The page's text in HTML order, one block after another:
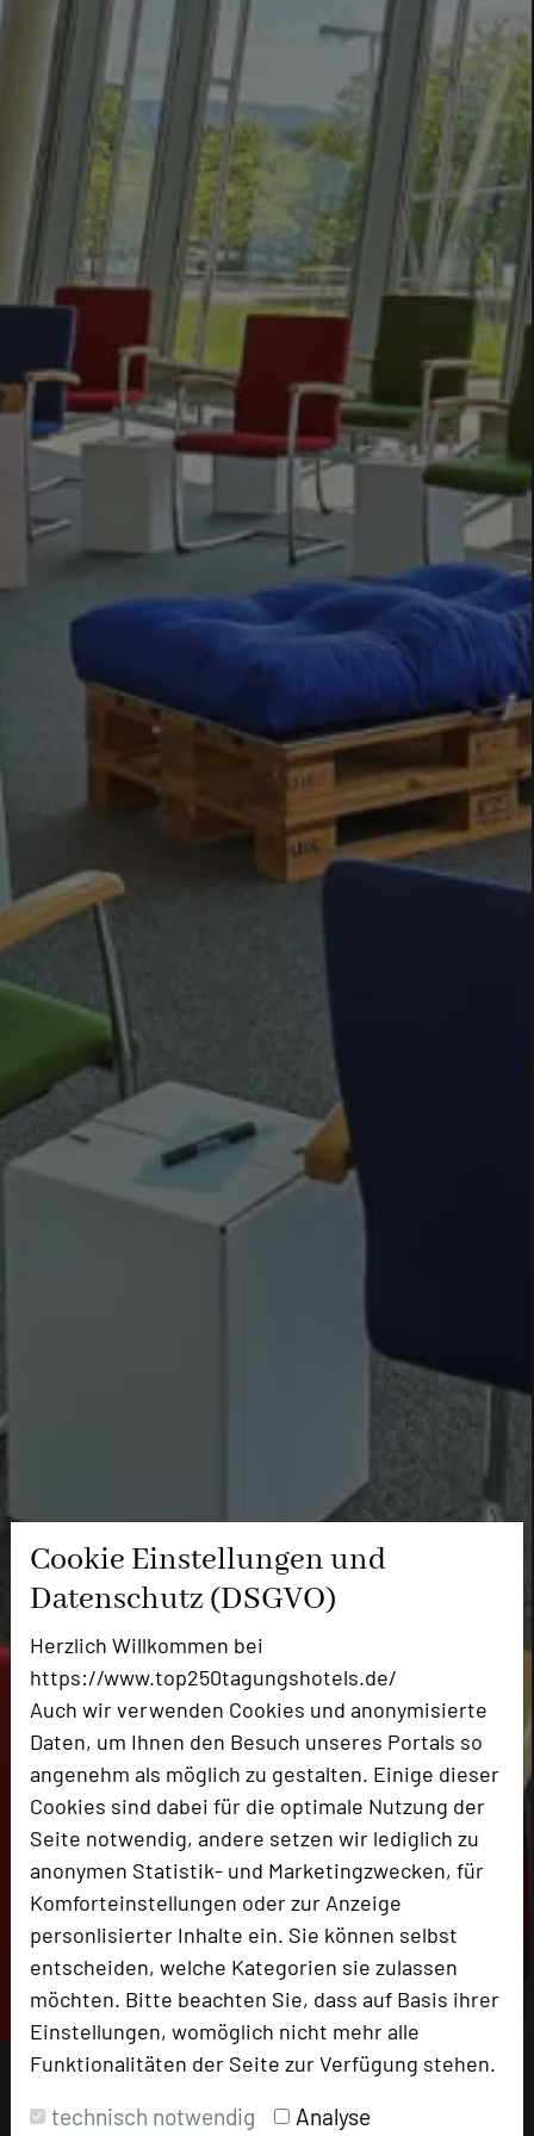
Cookie Einstellungen und
Datenschutz (DSGVO)
Herzlich Willkommen bei
https://www.top250tagungshotels.de/
Auch wir verwenden Cookies und anonymisierte
Daten, um Ihnen den Besuch unseres Portals so
angenehm als möglich zu gestalten. Einige dieser
Cookies sind dabei für die optimale Nutzung der
Seite notwendig, andere setzen wir lediglich zu
anonymen Statistik- und Marketingzwecken, für
Komforteinstellungen oder zur Anzeige
personlisierter Inhalte ein. Sie können selbst
entscheiden, welche Kategorien sie zulassen
möchten. Bitte beachten Sie, dass auf Basis ihrer
Einstellungen, womöglich nicht mehr alle
Funktionalitäten der Seite zur Verfügung stehen.
technisch notwendig Analyse